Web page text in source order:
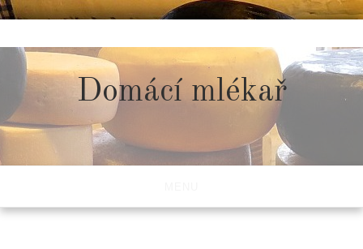
to
content
Domácí mlékař